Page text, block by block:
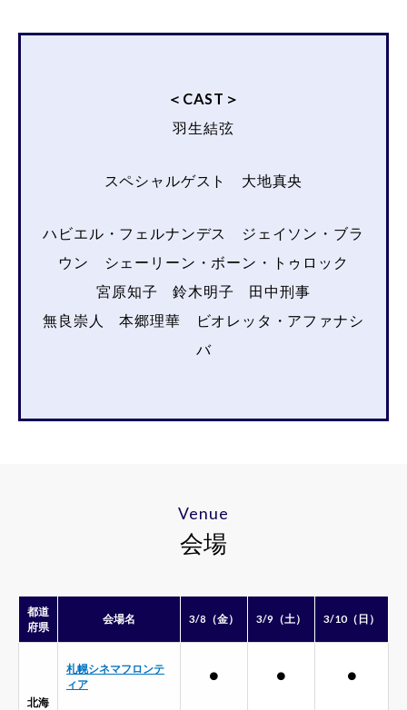
＜CAST＞
羽生結弦
スペシャルゲスト 大地真央
ハビエル・フェルナンデス ジェイソン・ブラ
ウン シェーリーン・ボーン・トゥロック
宮原知子 鈴木明子 田中刑事
無良崇人 本郷理華 ビオレッタ・アファナシ
バ
Venue
会場
都道
府県
会場名 3/8（金） 3/9（土） 3/10（日）
北海
札幌シネマフロンテ
ィア
● ● ●